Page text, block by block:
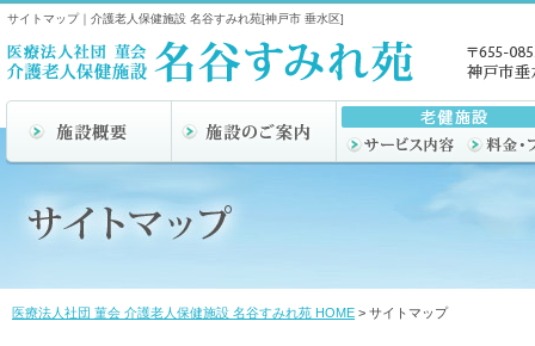
サイトマップ｜介護老人保健施設 名谷すみれ苑[神戸市 垂水区]
医療法人社団 菫会 介護老人保健施設 名谷すみれ苑 HOME > サイトマップ